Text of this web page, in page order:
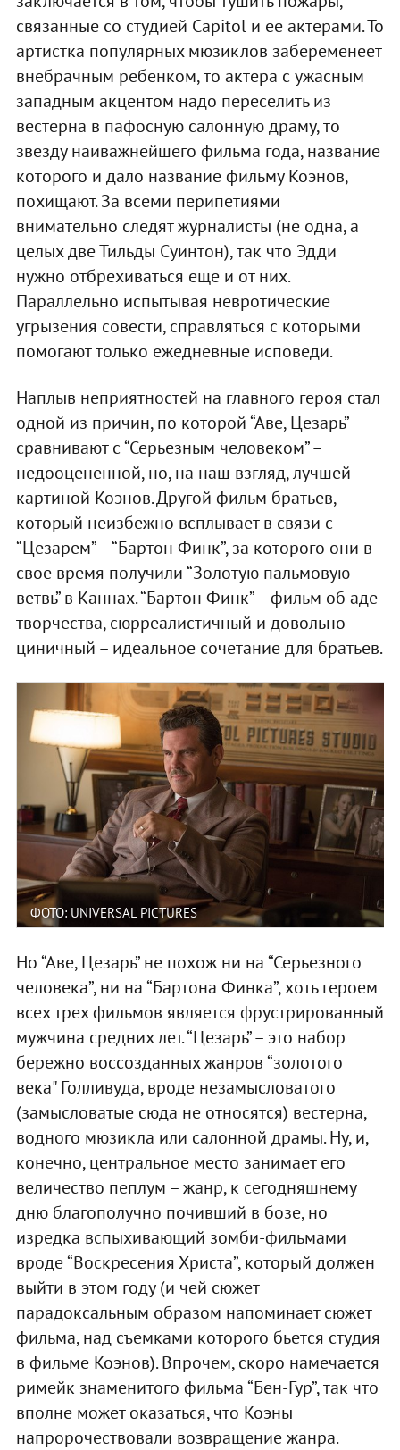
связанные со студией Capitol и ее актерами. То
артистка популярных мюзиклов забеременеет
внебрачным ребенком, то актера с ужасным
западным акцентом надо переселить из
вестерна в пафосную салонную драму, то
звезду наиважнейшего фильма года, название
которого и дало название фильму Коэнов,
похищают. За всеми перипетиями
внимательно следят журналисты (не одна, а
целых две Тильды Суинтон), так что Эдди
нужно отбрехиваться еще и от них.
Параллельно испытывая невротические
угрызения совести, справляться с которыми
помогают только ежедневные исповеди.
Наплыв неприятностей на главного героя стал
одной из причин, по которой “Аве, Цезарь”
сравнивают с “Серьезным человеком” –
недооцененной, но, на наш взгляд, лучшей
картиной Коэнов. Другой фильм братьев,
который неизбежно всплывает в связи с
“Цезарем” – “Бартон Финк”, за которого они в
свое время получили “Золотую пальмовую
ветвь” в Каннах. “Бартон Финк” – фильм об аде
творчества, сюрреалистичный и довольно
циничный – идеальное сочетание для братьев.
ФОТО: UNIVERSAL PICTURES
Но “Аве, Цезарь” не похож ни на “Серьезного
человека”, ни на “Бартона Финка”, хоть героем
всех трех фильмов является фрустрированный
мужчина средних лет. “Цезарь” – это набор
бережно воссозданных жанров “золотого
века" Голливуда, вроде незамысловатого
(замысловатые сюда не относятся) вестерна,
водного мюзикла или салонной драмы. Ну, и,
конечно, центральное место занимает его
величество пеплум – жанр, к сегодняшнему
дню благополучно почивший в бозе, но
изредка вспыхивающий зомби-фильмами
вроде “Воскресения Христа”, который должен
выйти в этом году (и чей сюжет
парадоксальным образом напоминает сюжет
фильма, над съемками которого бьется студия
в фильме Коэнов). Впрочем, скоро намечается
римейк знаменитого фильма “Бен-Гур”, так что
вполне может оказаться, что Коэны
напророчествовали возвращение жанра.